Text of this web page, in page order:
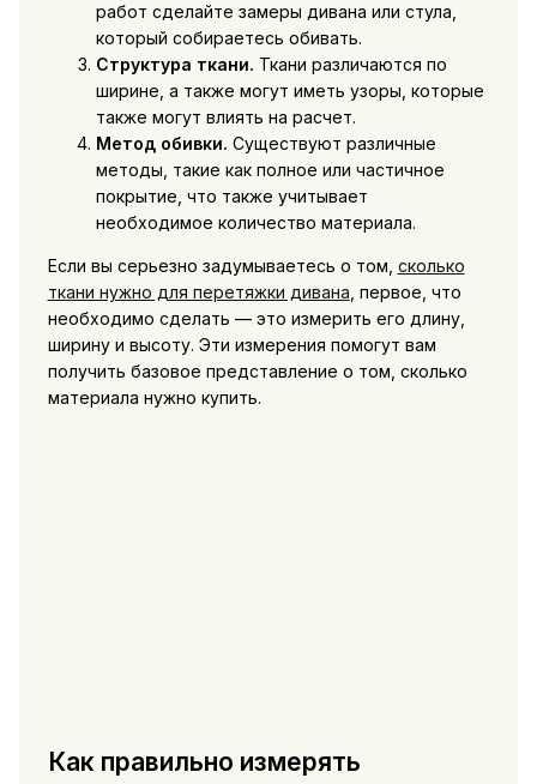
работ сделайте замеры дивана или стула,
который собираетесь обивать.
Структура ткани. Ткани различаются по
ширине, а также могут иметь узоры, которые
также могут влиять на расчет.
Метод обивки. Существуют различные
методы, такие как полное или частичное
покрытие, что также учитывает
необходимое количество материала.
Если вы серьезно задумываетесь о том, сколько
ткани нужно для перетяжки дивана , первое, что
необходимо сделать — это измерить его длину,
ширину и высоту. Эти измерения помогут вам
получить базовое представление о том, сколько
материала нужно купить.
Как правильно измерять